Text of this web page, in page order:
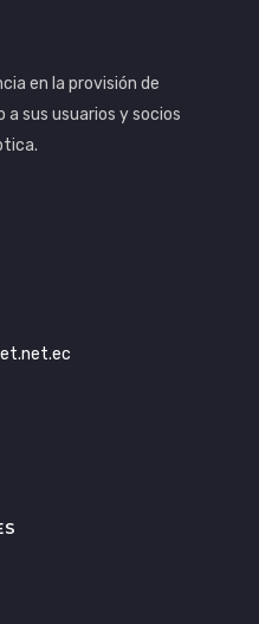
en la provisión de
sus usuarios y socios